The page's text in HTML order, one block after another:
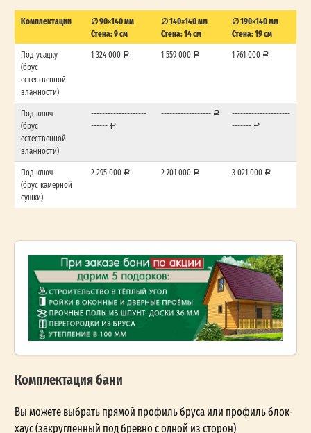
Комплектации
∅ 90×140 мм
Стена: 9 см
∅ 140×140 мм
Стена: 14 см
∅ 190×140 мм
Стена: 19 см
Под усадку
(брус
естественной
влажности)
1 324 000 1 559 000 1 761 000
Под ключ
(брус
естественной
влажности)
--------------------
------
------------------
---------------------
-------
Под ключ
(брус камерной
сушки)
2 295 000 2 701 000 3 021 000
Комплектация бани
Вы можете выбрать прямой профиль бруса или профиль блок-
хаус (закругленный под бревно с одной из сторон)